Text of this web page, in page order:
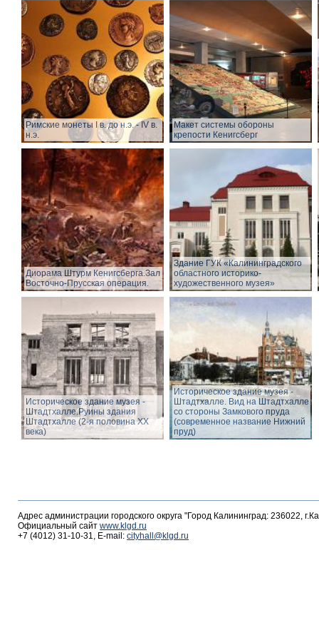
Римские монеты I в. до н.э. - IV в.
н.э.
Макет системы обороны
крепости Кенигсберг
Диорама Штурм Кенигсберга.Зал
Восточно-Прусская операция.
Здание ГУК «Калининградского
областного историко-
художественного музея»
Историческое здание музея -
Штадтхалле.Руины здания
Штадтхалле (2-я половина ХХ
века)
Историческое здание музея -
Штадтхалле. Вид на Штадтхалле
со стороны Замкового пруда
(современное название Нижний
пруд)
Адрес администрации городского округа "Город Калининград: 236022,
Официальный сайт www.klgd.ru
+7 (4012) 31-10-31, E-mail: cityhall@klgd.ru